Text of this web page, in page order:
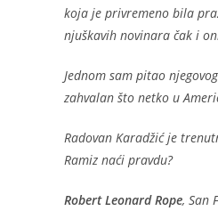
koja je privremeno bila
njuškavih novinara čak i
Jednom sam pitao
zahvalan što netko u
Radovan Karadžić je
Ramiz naći pravdu?
Robert Leonard Rope, San